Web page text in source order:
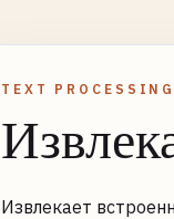
TEXT PROCESSING
Извлекает